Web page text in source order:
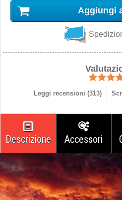
Aggiungi
Leggi recensioni (313)
Descrizione Accessori